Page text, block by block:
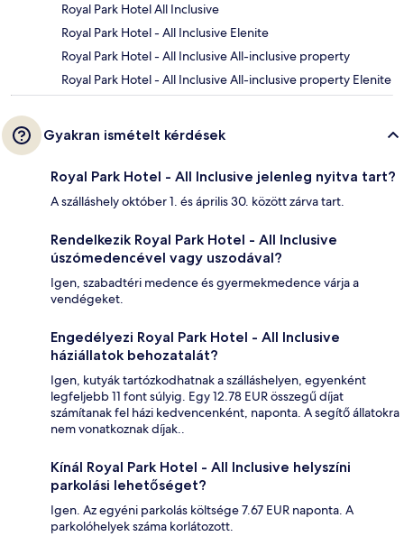
Royal Park Hotel All Inclusive
Royal Park Hotel - All Inclusive Elenite
Royal Park Hotel - All Inclusive All-inclusive property
Royal Park Hotel - All Inclusive All-inclusive property Elenite
Gyakran ismételt kérdések
Royal Park Hotel - All Inclusive jelenleg nyitva tart?
A szálláshely október 1. és április 30. között zárva tart.
Rendelkezik Royal Park Hotel - All Inclusive
úszómedencével vagy uszodával?
Igen, szabadtéri medence és gyermekmedence várja a
vendégeket.
Engedélyezi Royal Park Hotel - All Inclusive
háziállatok behozatalát?
Igen, kutyák tartózkodhatnak a szálláshelyen, egyenként
legfeljebb 11 font súlyig. Egy 12.78 EUR összegű díjat
számítanak fel házi kedvencenként, naponta. A segítő állatokra
nem vonatkoznak díjak..
Kínál Royal Park Hotel - All Inclusive helyszíni
parkolási lehetőséget?
Igen. Az egyéni parkolás költsége 7.67 EUR naponta. A
parkolóhelyek száma korlátozott.